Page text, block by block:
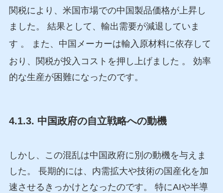
関税により、米国市場での中国製品価格が上昇し
ました。 結果として、輸出需要が減退していま
す 。 また、中国メーカーは輸入原材料に依存して
おり、関税が投入コストを押し上げました 。 効率
的な生産が困難になったのです。
4.1.3. 中国政府の自立戦略への動機
しかし、この混乱は中国政府に別の動機を与えま
した。 長期的には、内需拡大や技術の国産化を加
速させるきっかけとなったのです。 特にAIや半導